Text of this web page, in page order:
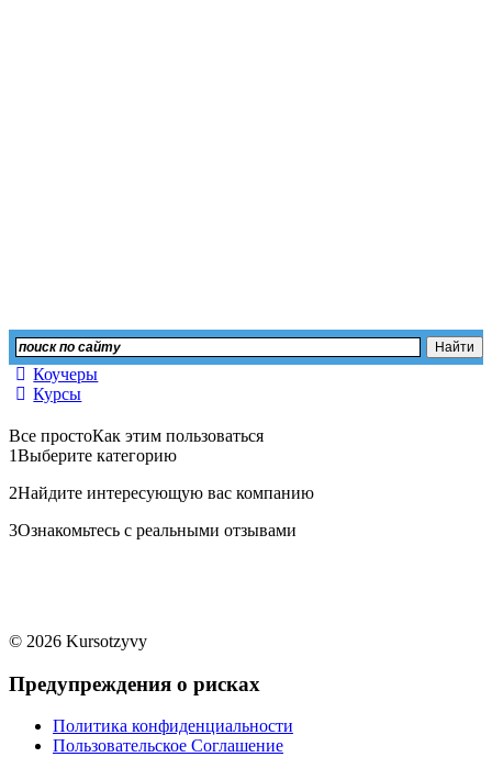
Коучеры
Курсы
Все простоКак этим пользоваться
1Выберите категорию
2Найдите интересующую вас компанию
3Ознакомьтесь с реальными отзывами
© 2026 Kursotzyvy
Предупреждения о рисках
Политика конфиденциальности
Пользовательское Соглашение